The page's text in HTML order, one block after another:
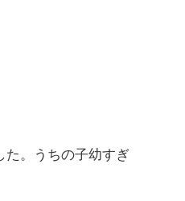
た。うちの子幼すぎ